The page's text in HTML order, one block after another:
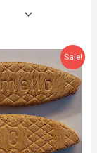
Sale!